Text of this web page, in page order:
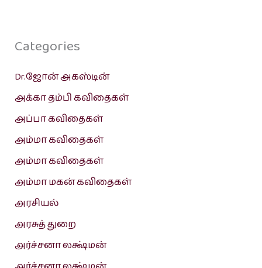
Categories
Dr.ஜோன் அகஸ்டின்
அக்கா தம்பி கவிதைகள்
அப்பா கவிதைகள்
அம்மா கவிதைகள்
அம்மா கவிதைகள்
அம்மா மகன் கவிதைகள்
அரசியல்
அரசுத் துறை
அர்ச்சனா லக்ஷ்மன்